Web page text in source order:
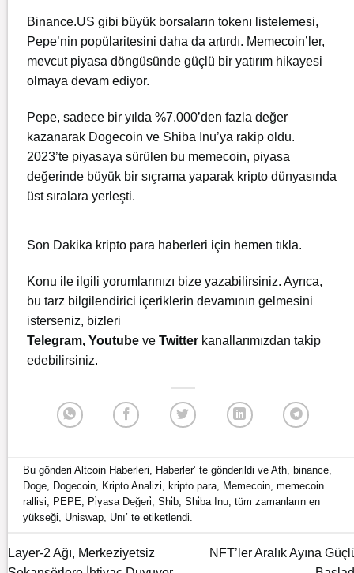
Binance.US gibi büyük borsaların tokenı listelemesi,
Pepe’nin popülaritesini daha da artırdı. Memecoin’ler,
mevcut piyasa döngüsünde güçlü bir yatırım hikayesi
olmaya devam ediyor.
Pepe, sadece bir yılda %7.000’den fazla değer
kazanarak Dogecoin ve Shiba Inu’ya rakip oldu.
2023’te piyasaya sürülen bu memecoin, piyasa
değerinde büyük bir sıçrama yaparak kripto dünyasında
üst sıralara yerleşti.
Son Dakika kripto para haberleri için hemen tıkla.
Konu ile ilgili yorumlarınızı bize yazabilirsiniz. Ayrıca,
bu tarz bilgilendirici içeriklerin devamının gelmesini
isterseniz, bizleri
Telegram, Youtube ve Twitter kanallarımızdan takip
edebilirsiniz.
Bu gönderiAltcoin Haberleri, Haberler’ te gönderildi veAth, binance,
Doge, Dogecoi̇n, Kripto Analizi, kripto para, Memecoin,memecoin
rallisi, PEPE, Pi̇yasa Değeri̇,Shi̇b,Shi̇ba Inu,tüm zamanların en
yükseği, Uniswap, Unı’ te etiketlendi.
Layer-2 Ağı, Merkeziyetsiz
NFT’ler Aralık Ayına